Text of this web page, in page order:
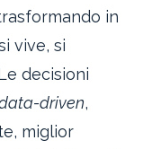
in
vive, si
decisioni
driven,
miglior